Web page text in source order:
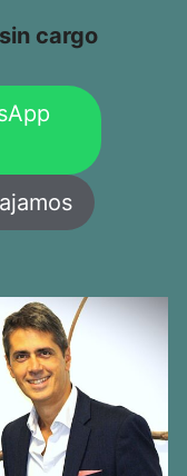
cargo